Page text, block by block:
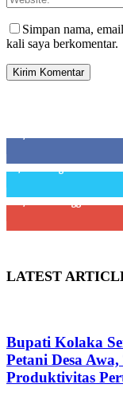
Simpan nama,
kali saya berkomentar.
LATEST
Bupati Kolaka
Petani Desa
Produktivitas